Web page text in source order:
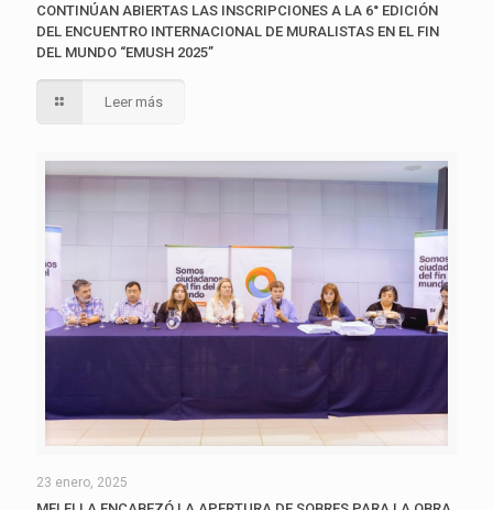
CONTINÚAN ABIERTAS LAS INSCRIPCIONES A LA 6° EDICIÓN
DEL ENCUENTRO INTERNACIONAL DE MURALISTAS EN EL FIN
DEL MUNDO “EMUSH 2025”
Leer más
23 enero, 2025